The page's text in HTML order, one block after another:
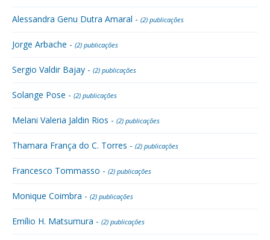
Alessandra Genu Dutra Amaral - (2) publicações
Jorge Arbache - (2) publicações
Sergio Valdir Bajay - (2) publicações
Solange Pose - (2) publicações
Melani Valeria Jaldin Rios - (2) publicações
Thamara França do C. Torres - (2) publicações
Francesco Tommasso - (2) publicações
Monique Coimbra - (2) publicações
Emílio H. Matsumura - (2) publicações